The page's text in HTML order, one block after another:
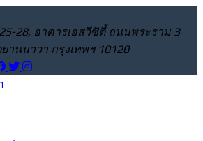
28, อาคารเอสวีซิตี้ ถนนพระราม 3
านนาวา กรุงเทพฯ 10120